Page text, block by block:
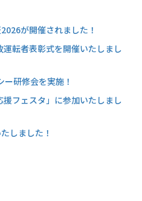
が開催されました！
転者表彰式を開催いたしまし
研修会を実施！
援フェスタ」に参加いたしまし
しました！